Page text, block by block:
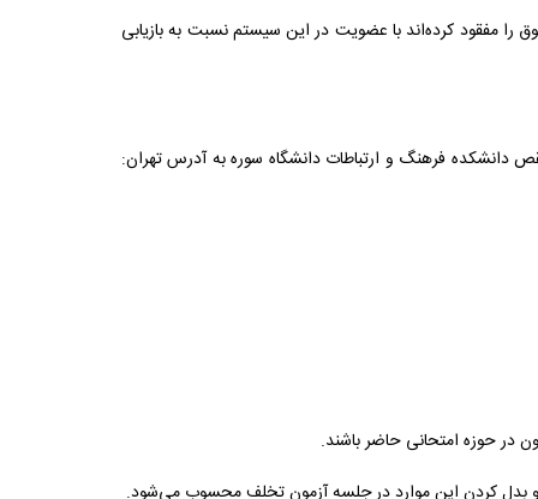
را مفقود کرده‌اند با عضویت در این سیستم نسبت به بازیابی
۱۹ آذر ۱۴۰۴ صبح از ساعت ۸:۳۰ تا ۱۲:۰۰ و بعدازظهر از ساعت ۱۴:۰۰ تا ۱۷:۰۰ در واحد رفع نقص دانشکده فرهنگ و ارتباطات دانشگاه سوره به آدرس تهران: